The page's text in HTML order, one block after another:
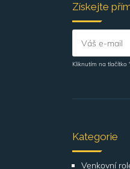
Získejte
Váš e-mail
Kliknutím na tlačítko
Kategorie
Venkovní